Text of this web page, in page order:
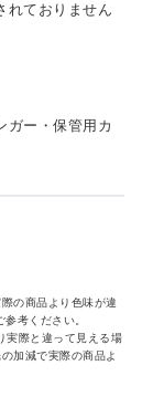
れておりません
ガー・保管用カ
の商品より色味が違
考ください。
実際と違って見える場
加減で実際の商品よ